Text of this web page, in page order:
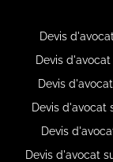
Devis
Devis
Devis
Devis d'avocat
Devis
Devis d'avocat